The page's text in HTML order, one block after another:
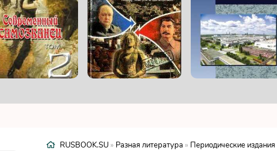
RUSBOOK.SU » Разная литература » Периодические издания